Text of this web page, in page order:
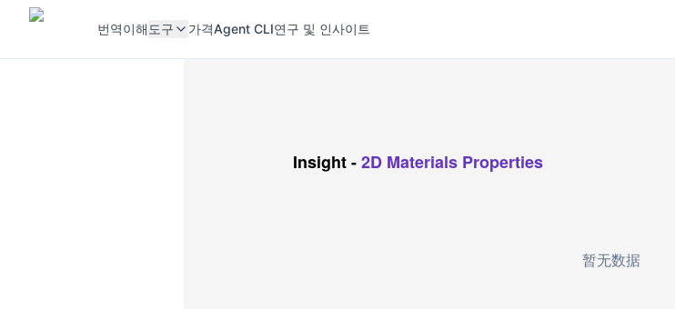
번역이해 도구 가격Agent CLI연구 및 인사이트
Insight-2D Materials Properties
暂无数据